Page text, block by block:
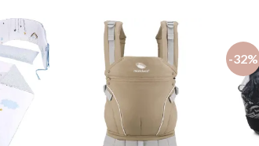
Añadir
lista de
deseos
Añadir
lista de
deseos
-32%